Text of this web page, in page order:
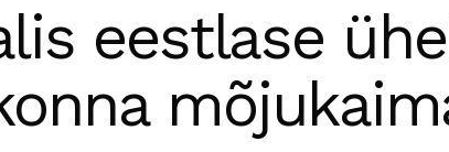
eestlase